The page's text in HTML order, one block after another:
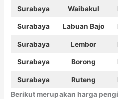
Surabaya Waibakul
Surabaya Labuan Bajo
Surabaya Lembor
Surabaya Borong
Surabaya Ruteng
Berikut merupakan harga